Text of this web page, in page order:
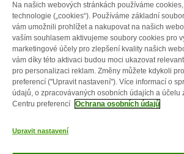
Follow zooplus
O nás Kariéra
Na našich webových stránkách používáme
technologie („cookies“). Používáme základní
vám umožnili prohlížet a nakupovat na našich
vaším souhlasem aktivujeme soubory cookies pro
marketingové účely pro zlepšení kvality našich
vám díky této aktivaci budou moci ukazovat
pro personalizaci reklam. Změny můžete kdykoli
preferencí ("Upravit nastavení"). Více informací o
údajů, o zpracovávaných osobních údajích a účelu
Centru preferencí Ochrana osobních údajů
Upravit nastavení